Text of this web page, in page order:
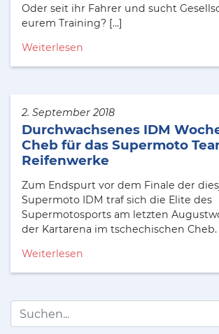
Oder seit ihr Fahrer und sucht
eurem Training? […]
Weiterlesen
2. September 2018
Durchwachsenes IDM
Cheb für das Supermoto
Reifenwerke
Zum Endspurt vor dem Finale der
Supermoto IDM traf sich die Elite des
Supermotosports am letzten
der Kartarena im tschechischen Cheb.
Weiterlesen